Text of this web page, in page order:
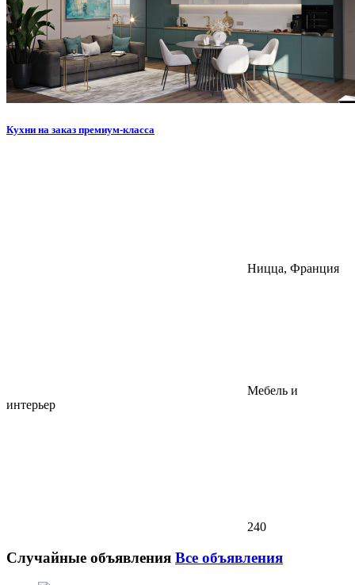
Кухни на заказ премиум-класса
Ницца, Франция
Мебель и
интерьер
240
Случайные объявления Все объявления